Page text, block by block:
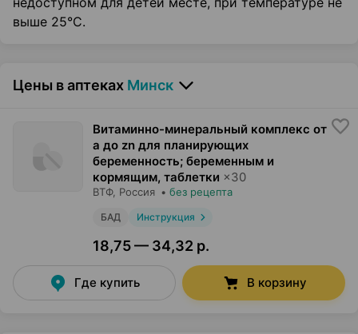
выше 25°С.
Цены в аптеках Минск
Витаминно-минеральный комплекс от
а до zn для планирующих
беременность; беременным и
кормящим, таблетки ×30
ВТФ, Россия • без рецепта
БАД Инструкция
18,75 — 34,32 р.
Где купить В корзину